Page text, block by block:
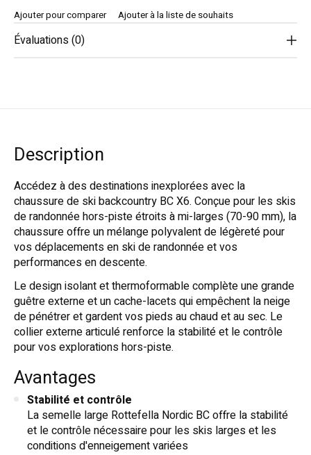
Ajouter pour comparer Ajouter à la liste de souhaits
Évaluations (0)
Description
Accédez à des destinations inexplorées avec la
chaussure de ski backcountry BC X6. Conçue pour les skis
de randonnée hors-piste étroits à mi-larges (70-90 mm), la
chaussure offre un mélange polyvalent de légèreté pour
vos déplacements en ski de randonnée et vos
performances en descente.
Le design isolant et thermoformable complète une grande
guêtre externe et un cache-lacets qui empêchent la neige
de pénétrer et gardent vos pieds au chaud et au sec. Le
collier externe articulé renforce la stabilité et le contrôle
pour vos explorations hors-piste.
Avantages
Stabilité et contrôle
La semelle large Rottefella Nordic BC offre la stabilité
et le contrôle nécessaire pour les skis larges et les
conditions d'enneigement variées